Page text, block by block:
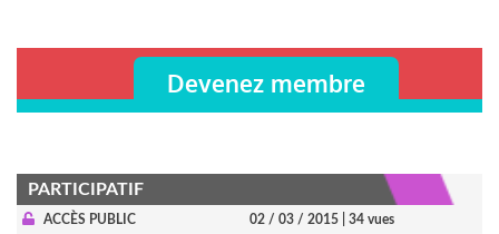
Devenez membre
PARTICIPATIF
ACCÈS PUBLIC 02 / 03 / 2015 | 34 vues